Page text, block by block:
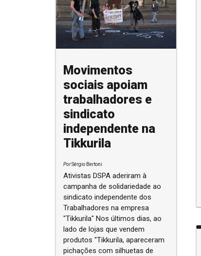
Movimentos
sociais apoiam
trabalhadores e
sindicato
independente na
Tikkurila
PorSérgio Bertoni
Ativistas DSPA aderiram à
campanha de solidariedade ao
sindicato independente dos
Trabalhadores na empresa
"Tikkurila" Nos últimos dias, ao
lado de lojas que vendem
produtos "Tikkurila, apareceram
pichações com silhuetas de